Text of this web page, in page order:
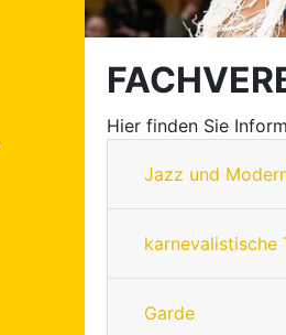
Hier finden Sie
Jazz und
karnevalistische
Garde